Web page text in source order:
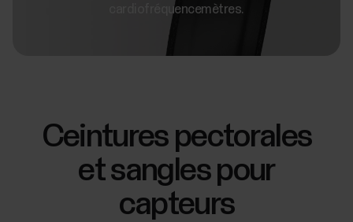
cardiofréquencemètres.
Ceintures pectorales
et sangles pour
capteurs